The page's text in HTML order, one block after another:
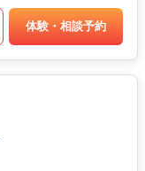
体験・相談予約